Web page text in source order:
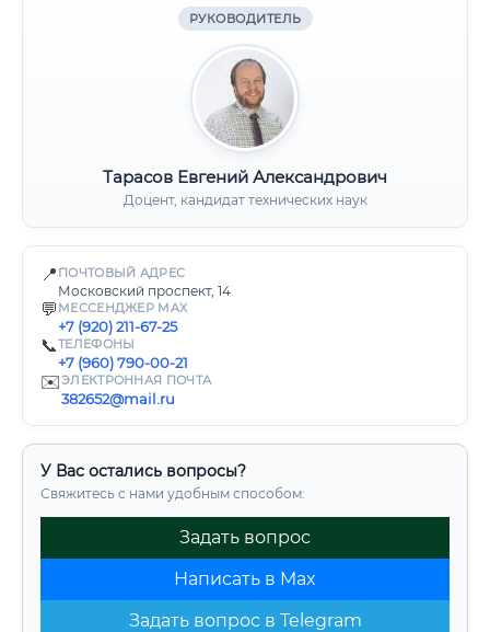
РУКОВОДИТЕЛЬ
Тарасов Евгений Александрович
Доцент, кандидат технических наук
📍 ПОЧТОВЫЙ АДРЕС
Московский проспект, 14
💬 МЕССЕНДЖЕР MAX
+7 (920) 211-67-25
📞ТЕЛЕФОНЫ
+7 (960) 790-00-21
✉️ЭЛЕКТРОННАЯ ПОЧТА
382652@mail.ru
У Вас остались вопросы?
Свяжитесь с нами удобным способом:
Задать вопрос
Написать в Max
Задать вопрос в Telegram